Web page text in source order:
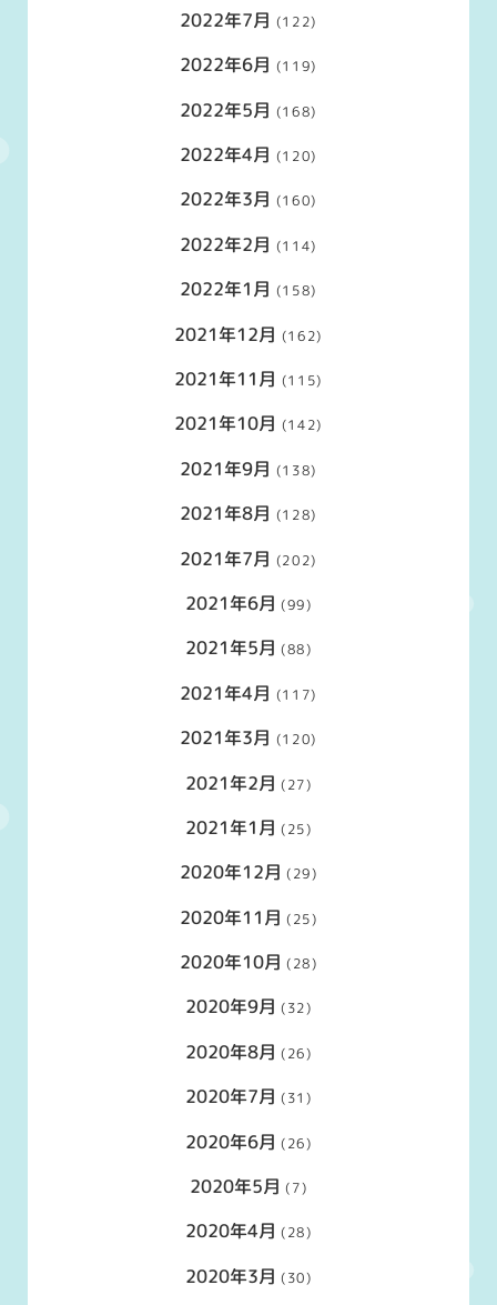
2022年7月 (122)
2022年6月 (119)
2022年5月 (168)
2022年4月 (120)
2022年3月 (160)
2022年2月 (114)
2022年1月 (158)
2021年12月 (162)
2021年11月 (115)
2021年10月 (142)
2021年9月 (138)
2021年8月 (128)
2021年7月 (202)
2021年6月 (99)
2021年5月 (88)
2021年4月 (117)
2021年3月 (120)
2021年2月 (27)
2021年1月 (25)
2020年12月 (29)
2020年11月 (25)
2020年10月 (28)
2020年9月 (32)
2020年8月 (26)
2020年7月 (31)
2020年6月 (26)
2020年5月 (7)
2020年4月 (28)
2020年3月 (30)